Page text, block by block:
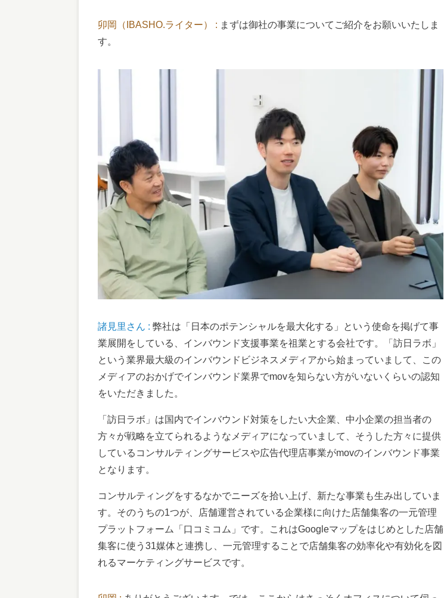
卯岡（IBASHO.ライター） : まずは御社の事業についてご紹介をお願いいたしま
す。
諸見里さん : 弊社は「日本のポテンシャルを最大化する」という使命を掲げて事
業展開をしている、インバウンド支援事業を祖業とする会社です。「訪日ラボ」
という業界最大級のインバウンドビジネスメディアから始まっていまして、この
メディアのおかげでインバウンド業界でmovを知らない方がいないくらいの認知
をいただきました。
「訪日ラボ」は国内でインバウンド対策をしたい大企業、中小企業の担当者の
方々が戦略を立てられるようなメディアになっていまして、そうした方々に提供
しているコンサルティングサービスや広告代理店事業がmovのインバウンド事業
となります。
コンサルティングをするなかでニーズを拾い上げ、新たな事業も生み出していま
す。そのうちの1つが、店舗運営されている企業様に向けた店舗集客の一元管理
プラットフォーム「口コミコム」です。これはGoogleマップをはじめとした店舗
集客に使う31媒体と連携し、一元管理することで店舗集客の効率化や有効化を図
れるマーケティングサービスです。